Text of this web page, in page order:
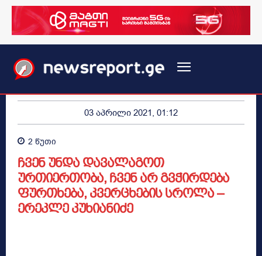
03 აპრილი 2021, 01:12
2 წუთი
ჩვენ უნდა დავალაგოთ
ურთიერთობა, ჩვენ არ გვჭირდება
ფურთხება, კვერცხების სროლა –
ერეკლე კუხიანიძე